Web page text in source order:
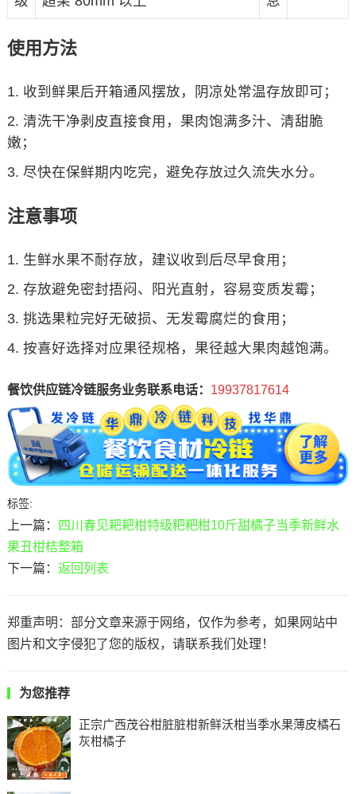
使用方法
收到鲜果后开箱通风摆放，阴凉处常温存放即可；
清洗干净剥皮直接食用，果肉饱满多汁、清甜脆
嫩；
尽快在保鲜期内吃完，避免存放过久流失水分。
注意事项
生鲜水果不耐存放，建议收到后尽早食用；
存放避免密封捂闷、阳光直射，容易变质发霉；
挑选果粒完好无破损、无发霉腐烂的食用；
按喜好选择对应果径规格，果径越大果肉越饱满。
餐饮供应链冷链服务业务联系电话： 19937817614
标签:
上一篇：
四川春见耙耙柑特级粑粑柑10斤甜橘子当季新鲜水
果丑柑桔整箱
下一篇： 返回列表
郑重声明：部分文章来源于网络，仅作为参考，如果网站中
图片和文字侵犯了您的版权，请联系我们处理！
为您推荐
正宗广西茂谷柑脏脏柑新鲜沃柑当季水果薄皮橘石
灰柑橘子